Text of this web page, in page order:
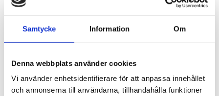
Samtycke Information Om
Denna webbplats använder cookies
Vi använder enhetsidentifierare för att anpassa innehållet
och annonserna till användarna, tillhandahålla funktioner
8 i lager
Supination/pronation
handledshjul